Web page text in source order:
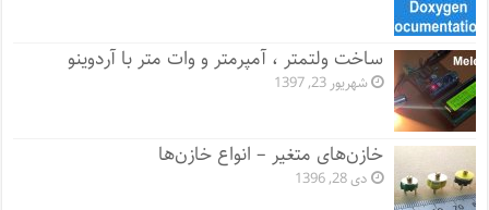
ساخت ولتمتر ، آمپرمتر و وات متر با آردوینو
شهریور 23, 1397
خازن‌های متغیر – انواع خازن‌ها
دی 28, 1396